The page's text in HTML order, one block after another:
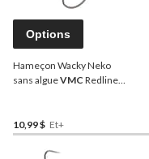
Options
Hameçon Wacky Neko
sans algueVMC Redline
410,99 $ Et+